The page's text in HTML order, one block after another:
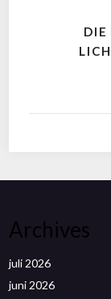
DIE
Archives
juli 2026
juni 2026